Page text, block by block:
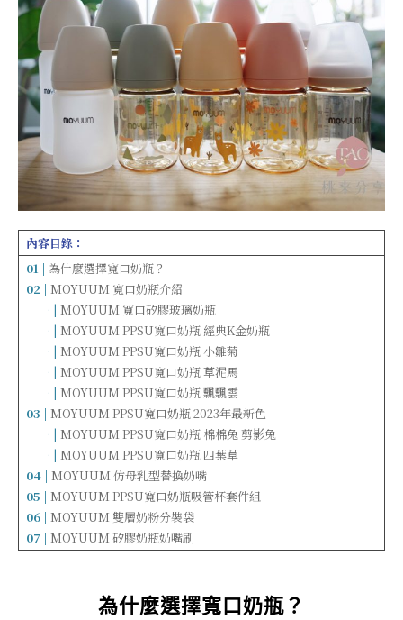
內容目錄：
01 | 為什麼選擇寬口奶瓶？
02 | MOYUUM 寬口奶瓶介紹
· | MOYUUM 寬口矽膠玻璃奶瓶
· | MOYUUM PPSU寬口奶瓶 經典K金奶瓶
· | MOYUUM PPSU寬口奶瓶 小雛菊
· | MOYUUM PPSU寬口奶瓶 草泥馬
· | MOYUUM PPSU寬口奶瓶 飄飄雲
03 | MOYUUM PPSU寬口奶瓶 2023年最新色
· | MOYUUM PPSU寬口奶瓶 棉棉兔 剪影兔
· | MOYUUM PPSU寬口奶瓶 四葉草
04 | MOYUUM 仿母乳型替換奶嘴
05 | MOYUUM PPSU寬口奶瓶吸管杯套件組
06 | MOYUUM 雙層奶粉分裝袋
07 | MOYUUM 矽膠奶瓶奶嘴刷
為什麼選擇寬口奶瓶？